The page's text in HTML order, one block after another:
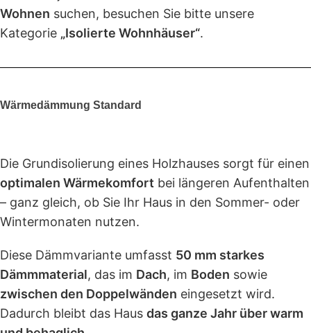
Wohnen suchen, besuchen Sie bitte unsere
Kategorie „Isolierte Wohnhäuser“.
Wärmedämmung Standard
Die Grundisolierung eines Holzhauses sorgt für einen
optimalen Wärmekomfort bei längeren Aufenthalten
– ganz gleich, ob Sie Ihr Haus in den Sommer- oder
Wintermonaten nutzen.
Diese Dämmvariante umfasst 50 mm starkes
Dämmmaterial, das im Dach, im Boden sowie
zwischen den Doppelwänden eingesetzt wird.
Dadurch bleibt das Haus das ganze Jahr über warm